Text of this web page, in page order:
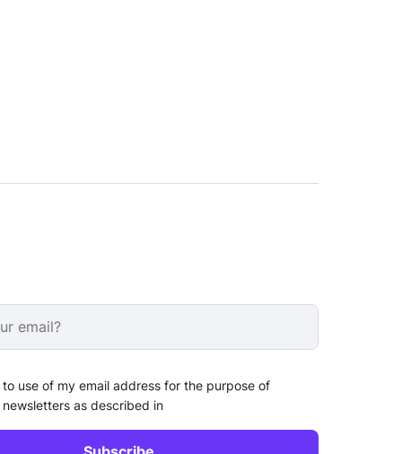
use of my email address for the purpose of
as described in